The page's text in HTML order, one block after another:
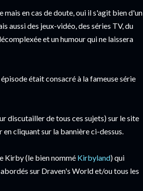
en cas de doute, oui il s'agit bien d'un
aussi des jeux-vidéo, des séries TV, du
et un humour qui ne laissera
était consacré à la fameuse série
discutailler de tous ces sujets) sur le site
cliquant sur la bannière ci-dessus.
Kirby (le bien nommé Kirbyland) qui
sur Draven's World et/ou tous les